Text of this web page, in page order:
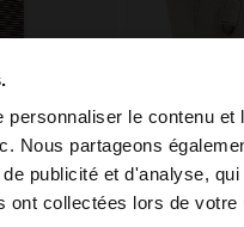
personnaliser le contenu
Nous partageons
publicité et d'analyse,
ont collectées lors de
Tunisia. Voulez-